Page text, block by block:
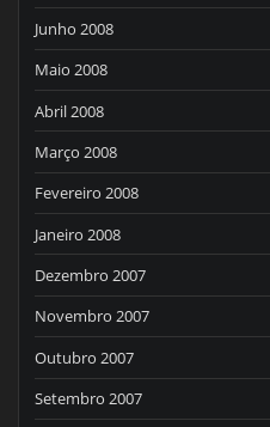
Junho 2008
Maio 2008
Abril 2008
Março 2008
Fevereiro 2008
Janeiro 2008
Dezembro 2007
Novembro 2007
Outubro 2007
Setembro 2007